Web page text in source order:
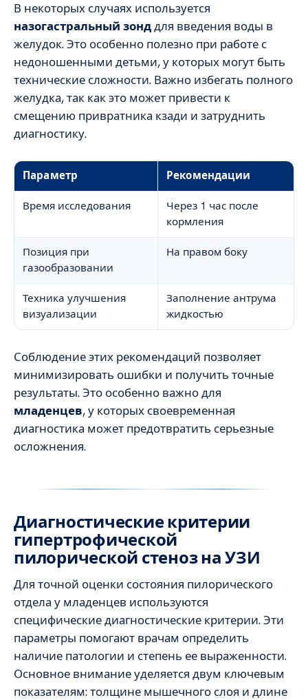
В некоторых случаях используется
назогастральный зонддля введения воды в
желудок. Это особенно полезно при работе с
недоношенными детьми, у которых могут быть
технические сложности. Важно избегать полного
желудка, так как это может привести к
смещению привратника кзади и затруднить
диагностику.
Параметр Рекомендации
Время исследования
Через 1 час после
кормления
Позиция при
газообразовании
На правом боку
Техника улучшения
визуализации
Заполнение антрума
жидкостью
Соблюдение этих рекомендаций позволяет
минимизировать ошибки и получить точные
результаты. Это особенно важно для
младенцев, у которых своевременная
диагностика может предотвратить серьезные
осложнения.
Диагностические критерии
гипертрофической
пилорической стеноз на УЗИ
Для точной оценки состояния пилорического
отдела у младенцев используются
специфические диагностические критерии. Эти
параметры помогают врачам определить
наличие патологии и степень ее выраженности.
Основное внимание уделяется двум ключевым
показателям: толщине мышечного слоя и длине